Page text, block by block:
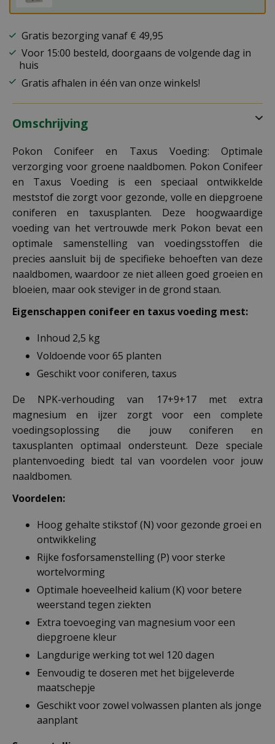
Gratis bezorging vanaf € 49,95
Voor 15:00 besteld, doorgaans de volgende dag in
huis
Gratis afhalen in één van onze winkels!
Omschrijving
Pokon Conifeer en Taxus Voeding: Optimale
verzorging voor groene naaldbomen. Pokon Conifeer
en Taxus Voeding is een speciaal ontwikkelde
meststof die zorgt voor gezonde, volle en diepgroene
coniferen en taxusplanten. Deze hoogwaardige
voeding van het vertrouwde merk Pokon bevat een
optimale samenstelling van voedingsstoffen die
precies aansluit bij de specifieke behoeften van deze
naaldbomen, waardoor ze niet alleen goed groeien en
bloeien, maar ook steviger in de grond staan.
Eigenschappen conifeer en taxus voeding mest:
Inhoud 2,5 kg
Voldoende voor 65 planten
Geschikt voor coniferen, taxus
De NPK-verhouding van 17+9+17 met extra
magnesium en ijzer zorgt voor een complete
voedingsoplossing die jouw coniferen en
taxusplanten optimaal ondersteunt. Deze speciale
plantenvoeding biedt tal van voordelen voor jouw
naaldbomen.
Voordelen:
Hoog gehalte stikstof (N) voor gezonde groei en
ontwikkeling
Rijke fosforsamenstelling (P) voor sterke
wortelvorming
Optimale hoeveelheid kalium (K) voor betere
weerstand tegen ziekten
Extra toevoeging van magnesium voor een
diepgroene kleur
Langdurige werking tot wel 120 dagen
Eenvoudig te doseren met het bijgeleverde
maatschepje
Geschikt voor zowel volwassen planten als jonge
aanplant